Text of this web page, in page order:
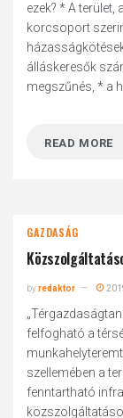
ezek? * A terület,
korcsoport
álláskeresők
megszűnés, * a
READ MORE
GAZDASÁG
byredaktor
felfogható a
szellemében a
fenntartható